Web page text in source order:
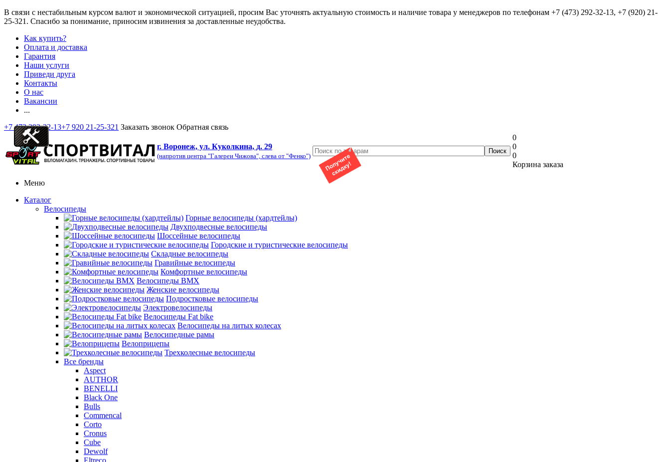
В связи с нестабильным курсом валют и экономической ситуацией, просим Вас уточнять актуальную стоимость и наличие товара у менеджеров по телефонам +7 (473) 292-32-13, +7 (920) 21-
25-321 . Спасибо за понимание, приносим извинения за доставленные неудобства.
Как купить?
Оплата и доставка
Гарантия
Наши услуги
Приведи друга
Контакты
О нас
Вакансии
...
+7 473 292-32-13+7 920 21-25-321 Заказать звонок Обратная связь
г. Воронеж, ул. Куколкина, д. 29
(напротив центра "Галереи Чижова", слева от "Фенко")
0
0
0
Корзина заказа
Меню
Каталог
Велосипеды
Горные велосипеды (хардтейлы)
Двухподвесные велосипеды
Шоссейные велосипеды
Городские и туристические велосипеды
Складные велосипеды
Гравийные велосипеды
Комфортные велосипеды
Велосипеды BMX
Женские велосипеды
Подростковые велосипеды
Электровелосипеды
Велосипеды Fat bike
Велосипеды на литых колесах
Велосипедные рамы
Велоприцепы
Трехколесные велосипеды
Все бренды
Aspect
AUTHOR
BENELLI
Black One
Bulls
Commencal
Corto
Cronus
Cube
Dewolf
Eltreco